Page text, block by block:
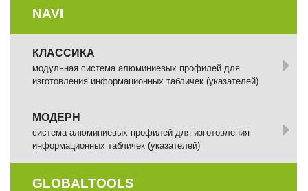
NAVI
КЛАССИКА
модульная система алюминиевых профилей для
изготовления информационных табличек (указателей)
МОДЕРН
система алюминиевых профилей для изготовления
информационных табличек (указателей)
GLOBALTOOLS